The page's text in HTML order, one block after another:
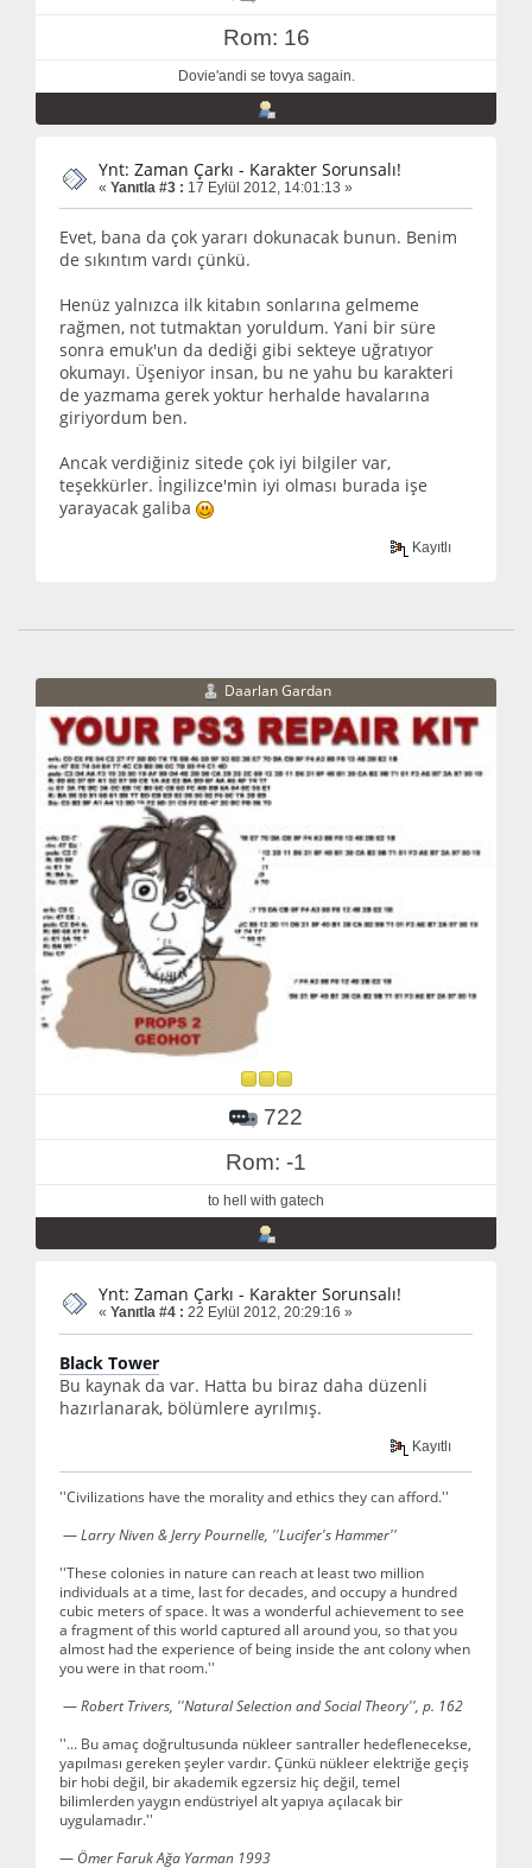
Rom: 16
Dovie'andi se tovya sagain.
Ynt: Zaman Çarkı - Karakter Sorunsalı!
« Yanıtla #3 : 17 Eylül 2012, 14:01:13 »
Evet, bana da çok yararı dokunacak bunun. Benim
de sıkıntım vardı çünkü.
Henüz yalnızca ilk kitabın sonlarına gelmeme
rağmen, not tutmaktan yoruldum. Yani bir süre
sonra emuk'un da dediği gibi sekteye uğratıyor
okumayı. Üşeniyor insan, bu ne yahu bu karakteri
de yazmama gerek yoktur herhalde havalarına
giriyordum ben.
Ancak verdiğiniz sitede çok iyi bilgiler var,
teşekkürler. İngilizce'min iyi olması burada işe
yarayacak galiba
Kayıtlı
Daarlan Gardan
722
Rom: -1
to hell with gatech
Ynt: Zaman Çarkı - Karakter Sorunsalı!
« Yanıtla #4 : 22 Eylül 2012, 20:29:16 »
Black Tower
Bu kaynak da var. Hatta bu biraz daha düzenli
hazırlanarak, bölümlere ayrılmış.
Kayıtlı
''Civilizations have the morality and ethics they can afford.''
—Larry Niven & Jerry Pournelle, ''Lucifer's Hammer''
''These colonies in nature can reach at least two million
individuals at a time, last for decades, and occupy a hundred
cubic meters of space. It was a wonderful achievement to see
a fragment of this world captured all around you, so that you
almost had the experience of being inside the ant colony when
you were in that room.''
—Robert Trivers, ''Natural Selection and Social Theory'', p. 162
''... Bu amaç doğrultusunda nükleer santraller hedeflenecekse,
yapılması gereken şeyler vardır. Çünkü nükleer elektriğe geçiş
bir hobi değil, bir akademik egzersiz hiç değil, temel
bilimlerden yaygın endüstriyel alt yapıya açılacak bir
uygulamadır.''
— Ömer Faruk Ağa Yarman 1993